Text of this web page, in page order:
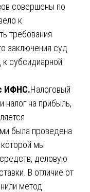
совершены по
к
требования
заключения суд
субсидиарной
ИФНС.Налоговый
налог на прибыль,
была проведена
которой мы
деловую
В отличие от
метод